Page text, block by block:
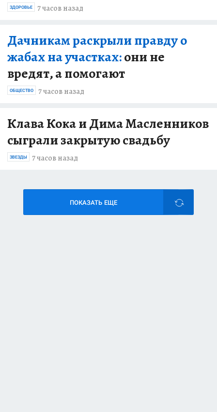
7 часов назад
ЗДОРОВЬЕ
Дачникам раскрыли правду о
жабах на участках:они не
вредят, а помогают
7 часов назад
ОБЩЕСТВО
Клава Кока и Дима Масленников
сыграли закрытую свадьбу
7 часов назад
ЗВЕЗДЫ
ПОКАЗАТЬ ЕЩЕ